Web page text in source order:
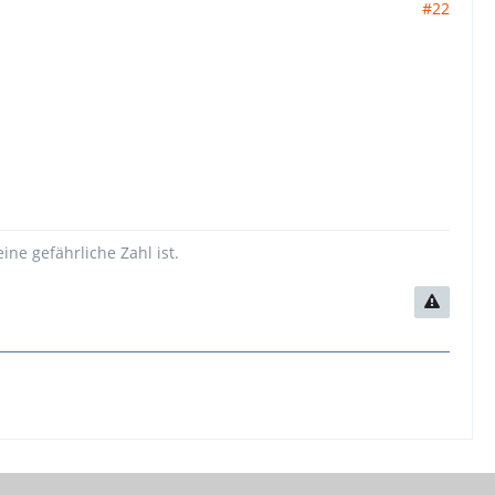
#22
gefährliche Zahl ist.